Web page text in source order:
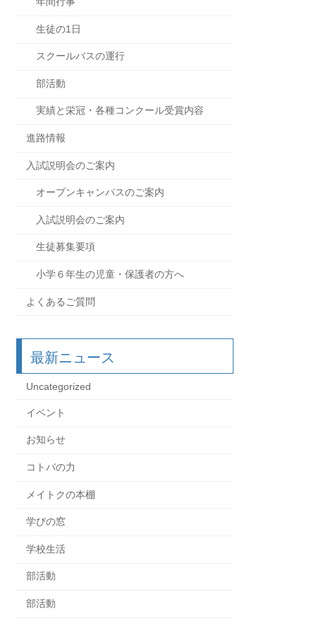
生徒の1日
スクールバスの運行
部活動
実績と栄冠・各種コンクール受賞内容
進路情報
入試説明会のご案内
オープンキャンパスのご案内
入試説明会のご案内
生徒募集要項
小学６年生の児童・保護者の方へ
よくあるご質問
最新ニュース
Uncategorized
イベント
お知らせ
コトバの力
メイトクの本棚
学びの窓
学校生活
部活動
部活動